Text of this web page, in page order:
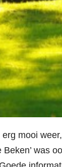
mooi
Beken’ was